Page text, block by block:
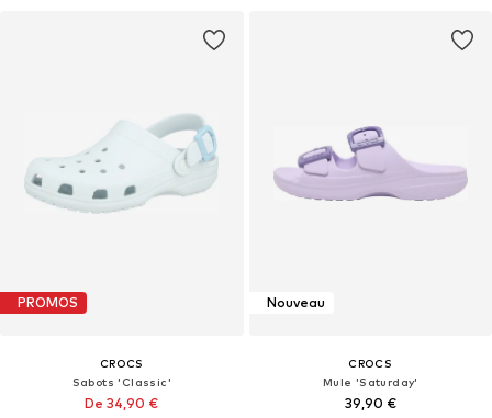
PROMOS
CROCS
Sabots 'Classic'
De 34,90 €
Nouveau
CROCS
Mule 'Saturday'
39,90 €